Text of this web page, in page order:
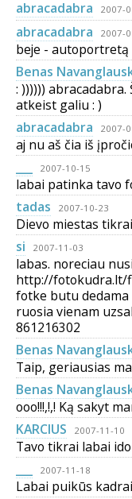
abracadabra
2007-
abracadabra 2007-
beje - autoportretą
Benas
: ))))))
atkeist galiu : )
abracadabra
2007-
aj nu aš čia iš
2007-10-15
labai patinka tavo
tadas
2007-10-23
Dievo miestas
si
2007-11-03
labas. noreciau
http://fotokudra.lt/
fotke butu
ruosia vienam
861216302
Benas
Taip, geriausias
Benas
ooo!!!,!,! Ką sakyt
KARCIUS
2007-11-10
Tavo tikrai labai
2007-11-18
Labai puikūs